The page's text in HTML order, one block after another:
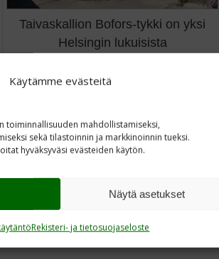
Käytämme evästeitä
toiminnallisuuden mahdollistamiseksi,
sekä tilastoinnin ja markkinoinnin tueksi.
hyväksyväsi evästeiden käytön.
Näytä asetukset
Rekisteri- ja tietosuojaseloste
Taivaskallion Bofors-tykki on yksi
Helsingin lukuisista
linkistä saat lisätietoa.
4.3.1940
71.
sekä ammattiliittojen ja
muistolaatta Mikonkadulla